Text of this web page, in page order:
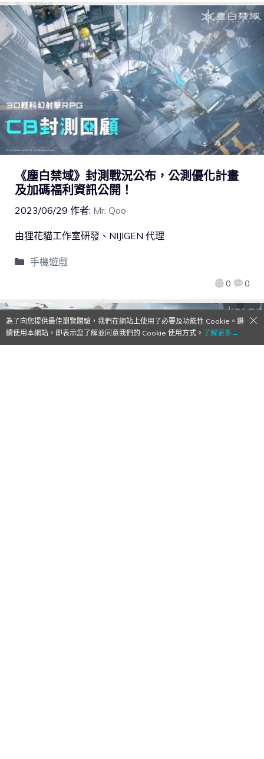
《塵白禁域》封測戰況公布，公測優化計畫
及加碼福利資訊公開！
2023/06/29 作者: Mr. Qoo
0 0
由狸花貓工作室研發、NIJIGEN 代理
手機遊戲
為了向您提供最佳瀏覽體驗，我們在網站上使用了必要及功能性 Cookie。繼
續使用本網站，即表示您了解並同意我們的 Cookie 使用方式。 了解更多→